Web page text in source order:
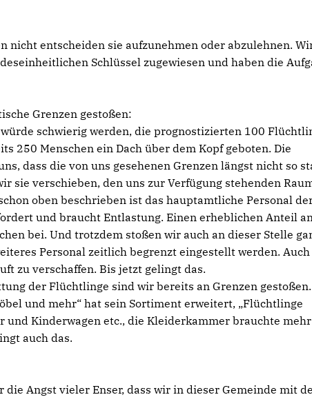
nicht entscheiden sie aufzunehmen oder abzulehnen.
Schlüssel zugewiesen und haben die
Grenzen gestoßen:
schwierig werden, die prognostizierten 100
250 Menschen ein Dach über dem Kopf geboten. Die
dass die von uns gesehenen Grenzen längst nicht so
sie verschieben, den uns zur Verfügung stehenden
oben beschrieben ist das hauptamtliche Personal
und braucht Entlastung. Einen erheblichen Anteil
bei. Und trotzdem stoßen wir auch an dieser Stelle
Personal zeitlich begrenzt eingestellt werden.
zu verschaffen. Bis jetzt gelingt das.
der Flüchtlinge sind wir bereits an Grenzen gestoßen.
und mehr“ hat sein Sortiment erweitert, „Flüchtlinge
und Kinderwagen etc., die Kleiderkammer brauchte mehr
auch das.
Angst vieler Enser, dass wir in dieser Gemeinde mit